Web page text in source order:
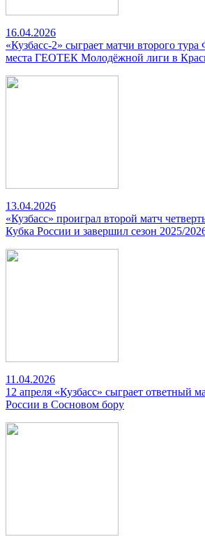
16.04.2026
«Кузбасс-2» сыграет матчи второго
места ГЕОТЕК Молодёжной лиги в
13.04.2026
«Кузбасс» проиграл второй матч
Кубка России и завершил сезон 2025/
11.04.2026
12 апреля «Кузбасс» сыграет ответный
России в Сосновом бору